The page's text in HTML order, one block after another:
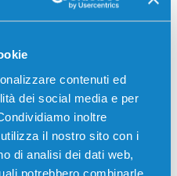
contenuti ed
dei social media e per
inoltre
il nostro sito con i
di analisi dei dati web,
potrebbero combinarle
min
06
sec
la pagina prodotto per